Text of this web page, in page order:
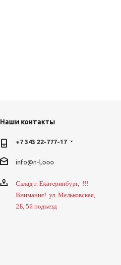
Наши контакты
+7 343 22-777-17
info@n-l.ooo
Склад г. Екатеринбург, !!!
Внимание! ул. Мельковская,
2Б, 5й подъезд